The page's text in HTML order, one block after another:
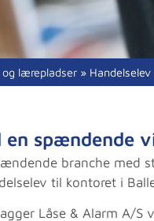
og lærepladser » Handelselev
en spændende
branche med
til kontoret i
Låse & Alarm A/